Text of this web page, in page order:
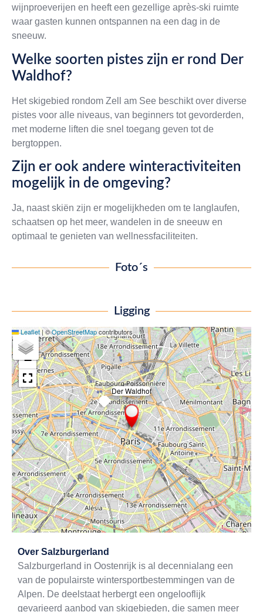
wijnproeverijen en heeft een gezellige après-ski ruimte
waar gasten kunnen ontspannen na een dag in de
sneeuw.
Welke soorten pistes zijn er rond Der
Waldhof?
Het skigebied rondom Zell am See beschikt over diverse
pistes voor alle niveaus, van beginners tot gevorderden,
met moderne liften die snel toegang geven tot de
bergtoppen.
Zijn er ook andere winteractiviteiten
mogelijk in de omgeving?
Ja, naast skiën zijn er mogelijkheden om te langlaufen,
schaatsen op het meer, wandelen in de sneeuw en
optimaal te genieten van wellnessfaciliteiten.
Foto´s
Ligging
Der Waldhof
×
+
−
Leaflet |©OpenStreetMapcontributors
Over Salzburgerland
Salzburgerland in Oostenrijk is al decennialang een
van de populairste wintersportbestemmingen van de
Alpen. De deelstaat herbergt een ongelooflijk
gevarieerd aanbod van skigebieden, die samen meer